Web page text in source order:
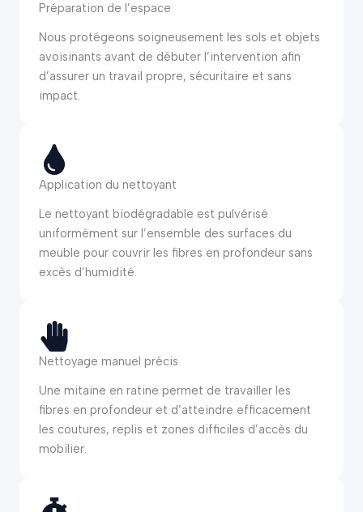
Préparation de l’espace
Nous protégeons soigneusement les sols et objets
avoisinants avant de débuter l’intervention afin
d’assurer un travail propre, sécuritaire et sans
impact.
Application du nettoyant
Le nettoyant biodégradable est pulvérisé
uniformément sur l’ensemble des surfaces du
meuble pour couvrir les fibres en profondeur sans
excès d’humidité.
Nettoyage manuel précis
Une mitaine en ratine permet de travailler les
fibres en profondeur et d’atteindre efficacement
les coutures, replis et zones difficiles d’accès du
mobilier.